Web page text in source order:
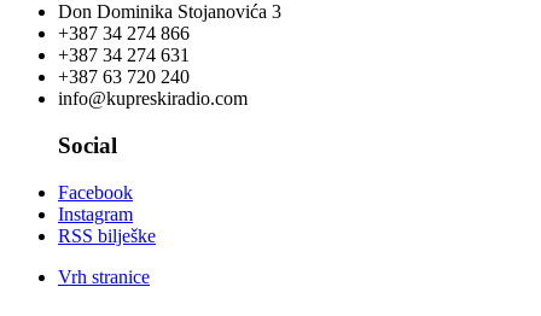
Don Dominika Stojanovića 3
+387 34 274 866
+387 34 274 631
+387 63 720 240
info@kupreskiradio.com
Social
Facebook
Instagram
RSS bilješke
Vrh stranice